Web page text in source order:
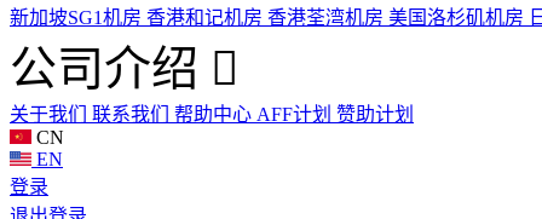
新加坡SG1机房 香港和记机房 香港荃湾机房 美国洛杉矶机房
公司介绍
关于我们 联系我们 帮助中心 AFF计划 赞助计划
CN
EN
登录